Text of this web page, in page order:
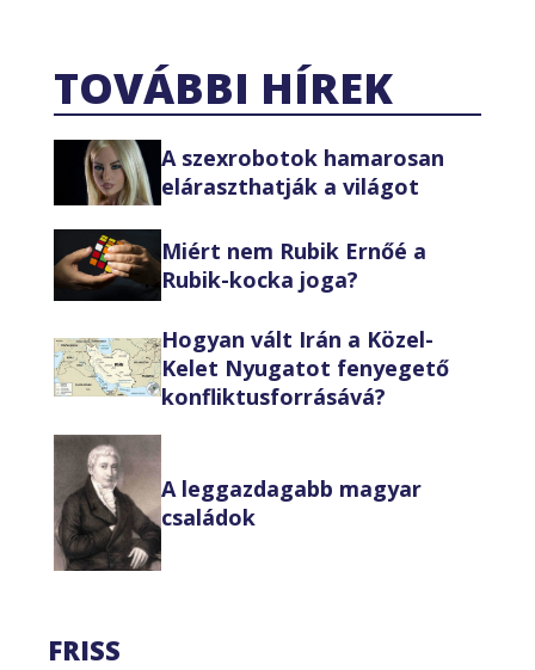
TOVÁBBI HÍREK
A szexrobotok hamarosan
eláraszthatják a világot
Miért nem Rubik Ernőé a
Rubik-kocka joga?
Hogyan vált Irán a Közel-
Kelet Nyugatot fenyegető
konfliktusforrásává?
A leggazdagabb magyar
családok
FRISS